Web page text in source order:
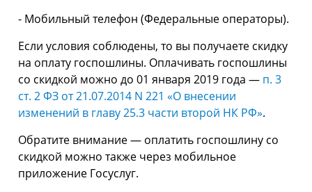
- Мобильный телефон (Федеральные операторы).
Если условия соблюдены, то вы получаете скидку
на оплату госпошлины. Оплачивать госпошлины
со скидкой можно до 01 января 2019 года — п. 3
ст. 2 ФЗ от 21.07.2014 N 221 «О внесении
изменений в главу 25.3 части второй НК РФ».
Обратите внимание — оплатить госпошлину со
скидкой можно также через мобильное
приложение Госуслуг.